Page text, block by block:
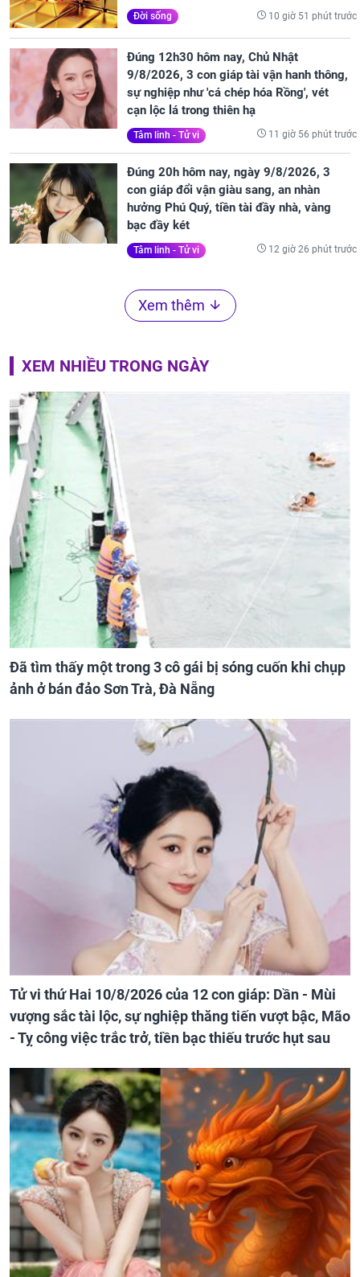
Đời sống 10 giờ 51 phút trước
Đúng 12h30 hôm nay, Chủ Nhật
9/8/2026, 3 con giáp tài vận hanh thông,
sự nghiệp như 'cá chép hóa Rồng', vét
cạn lộc lá trong thiên hạ
Tâm linh - Tử vi 11 giờ 56 phút trước
Đúng 20h hôm nay, ngày 9/8/2026, 3
con giáp đổi vận giàu sang, an nhàn
hưởng Phú Quý, tiền tài đầy nhà, vàng
bạc đầy két
Tâm linh - Tử vi 12 giờ 26 phút trước
Xem thêm
XEM NHIỀU TRONG NGÀY
Đã tìm thấy một trong 3 cô gái bị sóng cuốn khi chụp
ảnh ở bán đảo Sơn Trà, Đà Nẵng
Tử vi thứ Hai 10/8/2026 của 12 con giáp: Dần - Mùi
vượng sắc tài lộc, sự nghiệp thăng tiến vượt bậc, Mão
- Tỵ công việc trắc trở, tiền bạc thiếu trước hụt sau